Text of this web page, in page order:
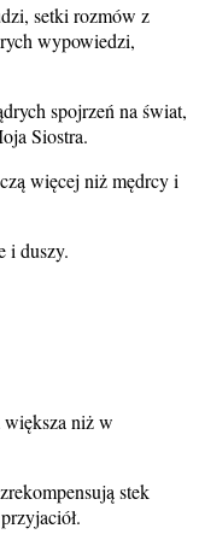
setki rozmów z
wypowiedzi,
spojrzeń na świat,
Siostra.
więcej niż mędrcy i
i duszy.
niż w
stek